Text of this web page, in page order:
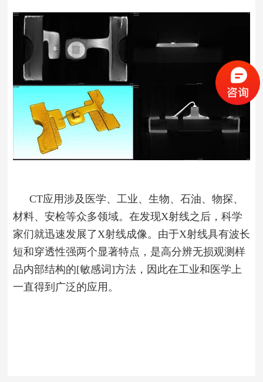
CT应用涉及医学、工业、生物、石油、物探、
材料、安检等众多领域。在发现X射线之后，科学
家们就迅速发展了X射线成像。由于X射线具有波长
短和穿透性强两个显著特点，是高分辨无损观测样
品内部结构的[敏感词]方法，因此在工业和医学上
一直得到广泛的应用。